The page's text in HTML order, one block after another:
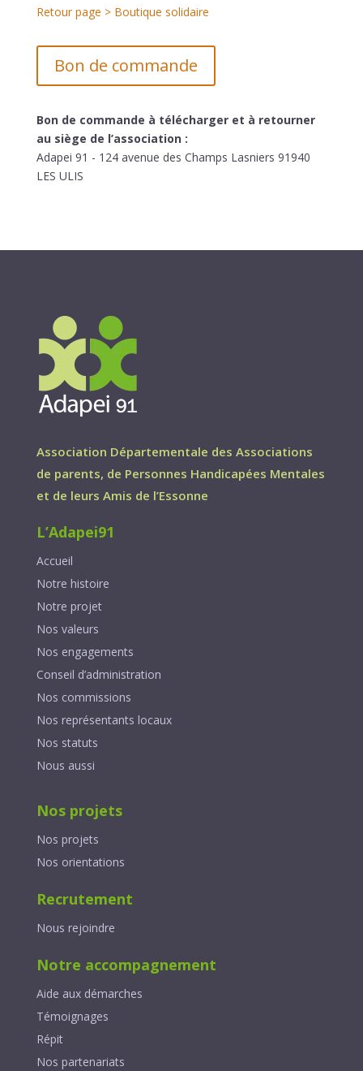
Retour page > Boutique solidaire
Bon de commande
Bon de commande à télécharger et à retourner
au siège de l’association :
Adapei 91 - 124 avenue des Champs Lasniers 91940
LES ULIS
Association Départementale des Associations
de parents, de Personnes Handicapées Mentales
et de leurs Amis de l’Essonne
L’Adapei91
Accueil
Notre histoire
Notre projet
Nos valeurs
Nos engagements
Conseil d’administration
Nos commissions
Nos représentants locaux
Nos statuts
Nous aussi
Nos projets
Nos projets
Nos orientations
Recrutement
Nous rejoindre
Notre accompagnement
Aide aux démarches
Témoignages
Répit
Nos partenariats